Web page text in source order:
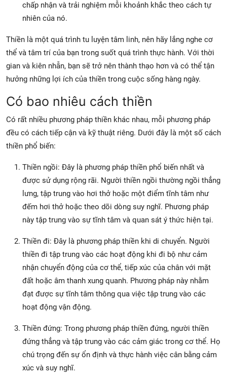
chấp nhận và trải nghiệm mỗi khoảnh khắc theo cách tự
nhiên của nó.
Thiền là một quá trình tu luyện tâm linh, nên hãy lắng nghe cơ
thể và tâm trí của bạn trong suốt quá trình thực hành. Với thời
gian và kiên nhẫn, bạn sẽ trở nên thành thạo hơn và có thể tận
hưởng những lợi ích của thiền trong cuộc sống hàng ngày.
Có bao nhiêu cách thiền
Có rất nhiều phương pháp thiền khác nhau, mỗi phương pháp
đều có cách tiếp cận và kỹ thuật riêng. Dưới đây là một số cách
thiền phổ biến:
Thiền ngồi: Đây là phương pháp thiền phổ biến nhất và
được sử dụng rộng rãi. Người thiền ngồi thường ngồi thẳng
lưng, tập trung vào hơi thở hoặc một điểm tĩnh tâm như
đếm hơi thở hoặc theo dõi dòng suy nghĩ. Phương pháp
này tập trung vào sự tĩnh tâm và quan sát ý thức hiện tại.
Thiền đi: Đây là phương pháp thiền khi di chuyển. Người
thiền đi tập trung vào các hoạt động khi đi bộ như cảm
nhận chuyển động của cơ thể, tiếp xúc của chân với mặt
đất hoặc âm thanh xung quanh. Phương pháp này nhằm
đạt được sự tĩnh tâm thông qua việc tập trung vào các
hoạt động vận động.
Thiền đứng: Trong phương pháp thiền đứng, người thiền
đứng thẳng và tập trung vào các cảm giác trong cơ thể. Họ
chú trọng đến sự ổn định và thực hành việc cân bằng cảm
xúc và suy nghĩ.